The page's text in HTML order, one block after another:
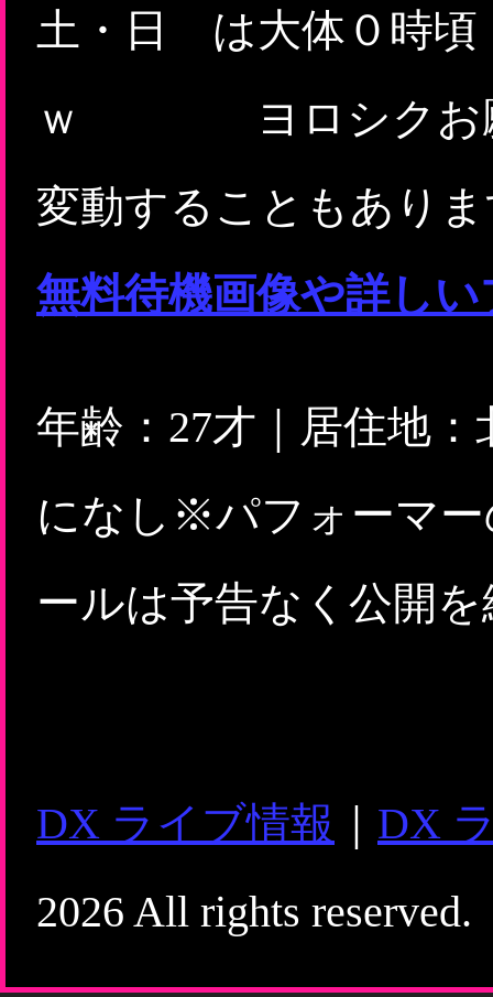
土・日 は大体０時
ｗ ヨロシクお願
変動することもあり
無料待機画像や詳し
年齢：27才｜居住地
になし※パフォーマー
ールは予告なく公開
DX ライブ情報
DX
2026 All rights reserved.